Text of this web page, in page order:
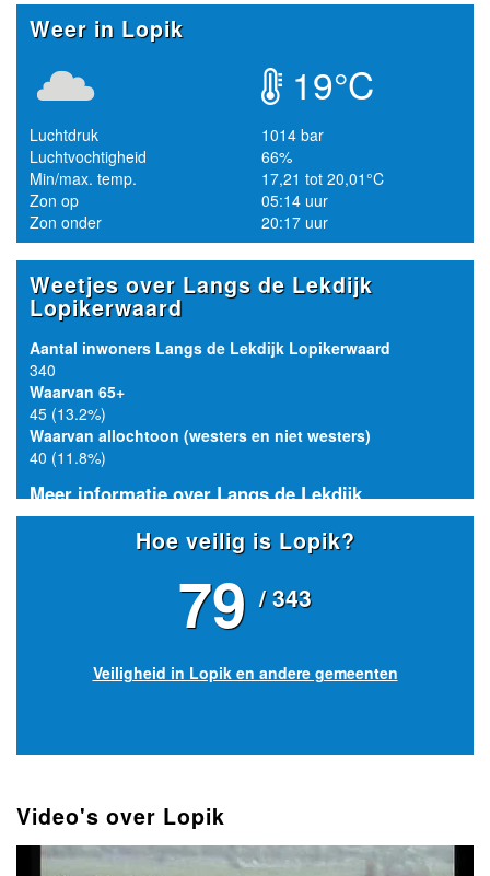
Weer in Lopik
19°C
Luchtdruk
1014 bar
Luchtvochtigheid
66%
Min/max. temp.
17,21 tot 20,01°C
Zon op
05:14 uur
Zon onder
20:17 uur
Weetjes over Langs de Lekdijk
Lopikerwaard
Aantal inwoners Langs de Lekdijk Lopikerwaard
340
Waarvan 65+
45 (13.2%)
Waarvan allochtoon (westers en niet westers)
40 (11.8%)
Meer informatie over Langs de Lekdijk
Lopikerwaard
Hoe veilig is Lopik?
79 / 343
Veiligheid in Lopik en andere gemeenten
Video's over Lopik